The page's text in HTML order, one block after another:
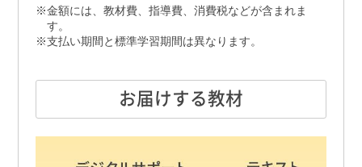
金額には、教材費、指導費、消費税などが含まれま
す。
支払い期間と標準学習期間は異なります。
お届けする教材